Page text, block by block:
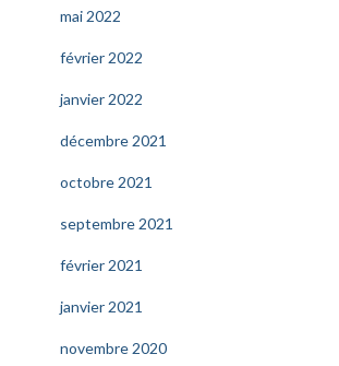
mai 2022
février 2022
janvier 2022
décembre 2021
octobre 2021
septembre 2021
février 2021
janvier 2021
novembre 2020